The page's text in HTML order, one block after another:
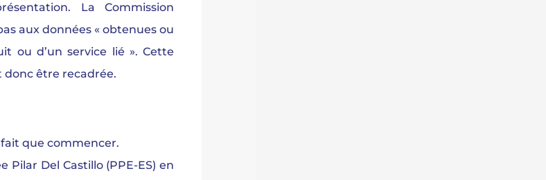
La Commission
aux données « obtenues ou
ou d’un service lié ». Cette
être recadrée.
que commencer.
Del Castillo (PPE-ES) en